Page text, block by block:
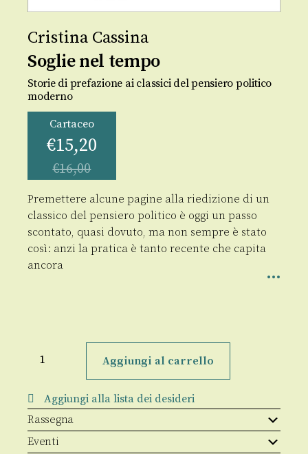
Cristina Cassina
Soglie nel tempo
Storie di prefazione ai classici del pensiero politico
moderno
Cartaceo
€15,20
€16,00
Premettere alcune pagine alla riedizione di un
classico del pensiero politico è oggi un passo
scontato, quasi dovuto, ma non sempre è stato
così: anzi la pratica è tanto recente che capita
ancora
nel
Aggiungi al carrello
Aggiungi alla lista dei desideri
Rassegna
Eventi